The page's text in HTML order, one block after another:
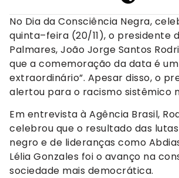
No Dia da Consciência Negra,
quinta–feira (20/11), o presidente
Palmares, João Jorge Santos
que a comemoração da data é
extraordinário”. Apesar disso, o
alertou para o racismo sistêmico
Em entrevista à Agência Brasil,
celebrou que o resultado das
negro e de lideranças como
Lélia Gonzales foi o avanço na
sociedade mais democrática.